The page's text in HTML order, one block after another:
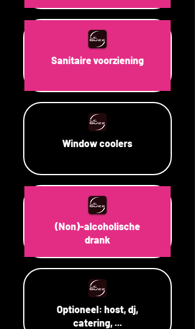
Sanitaire voorziening
Window coolers
(Non)-alcoholische
drank
Optioneel: host, dj,
catering, ...